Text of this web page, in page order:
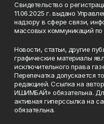
Свидетельство о
11.06.2025 г. выдано
надзору в сфере связи,
массовых коммуникаций по
Новости, статьи, другие
графические материалы
исключительного права
Перепечатка допускается
редакцией. Ссылка на
ИШИМБАЙ» обязательна.
активная гиперссылка на
обязательна.